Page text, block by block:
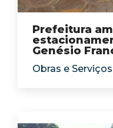
Prefeitura
Genésio
Obras e